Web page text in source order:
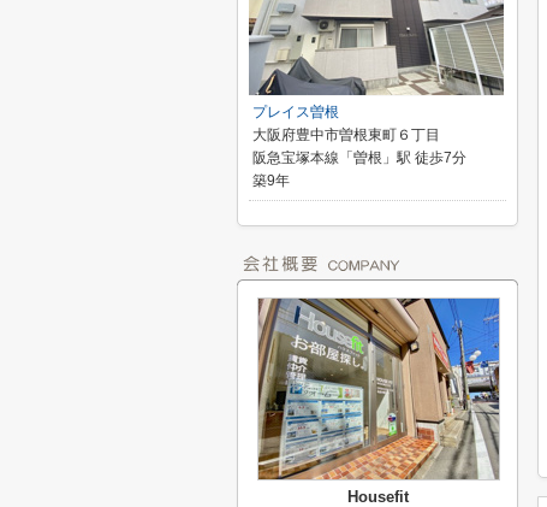
プレイス曽根
大阪府豊中市曽根東町６丁目
阪急宝塚本線「曽根」駅 徒歩7分
築9年
Housefit